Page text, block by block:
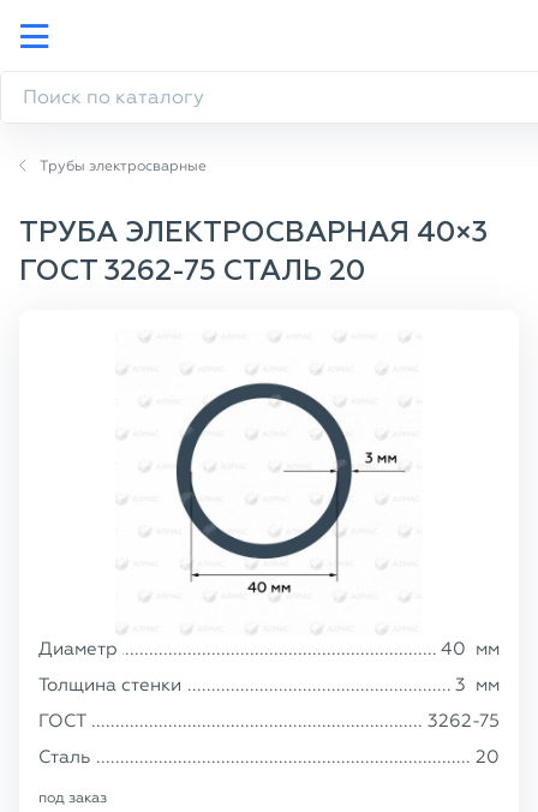
Трубы электросварные
ТРУБА ЭЛЕКТРОСВАРНАЯ 40×3
ГОСТ 3262-75 СТАЛЬ 20
Диаметр 40 мм
Толщина стенки
3 мм
ГОСТ
3262-75
Сталь
20
под заказ